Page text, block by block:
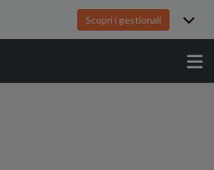
Scopri i gestionali